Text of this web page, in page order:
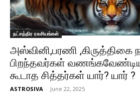
நட்சத்திர ரகசியங்கள்
அஸ்வினி,பரணி ,கிருத்திகை
பிறந்தவர்கள்
கூடாத சித்தர்கள் யார்? யார் ?
ASTROSIVA - June 22, 2025